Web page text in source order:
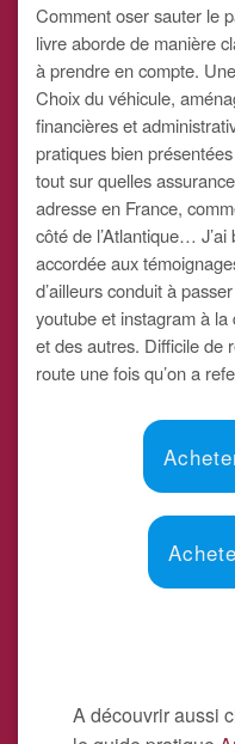
Comment oser sauter le
livre aborde de manière
à prendre en compte.
Choix du véhicule,
financières et
pratiques bien
tout sur quelles
adresse en France,
côté de l’Atlantique…
accordée aux
d’ailleurs conduit à
youtube et instagram à
et des autres. Difficile de
route une fois qu’on a
A découvrir aussi